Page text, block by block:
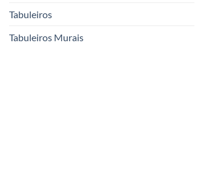
Tabuleiros
Tabuleiros Murais